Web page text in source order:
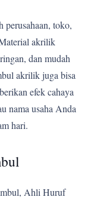
toko,
akrilik
dan mudah
akrilik juga bisa
efek cahaya
nama usaha Anda
hari.
Ahli Huruf